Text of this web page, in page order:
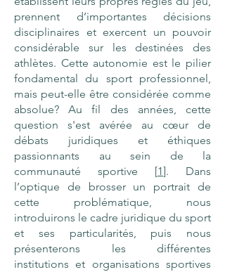
prennent d’importantes décisions
disciplinaires et exercent un pouvoir
considérable sur les destinées des
athlètes. Cette autonomie est le pilier
fondamental du sport professionnel,
mais peut-elle être considérée comme
absolue? Au fil des années, cette
question s'est avérée au cœur de
débats juridiques et éthiques
passionnants au sein de la
communauté sportive [1]. Dans
l’optique de brosser un portrait de
cette problématique, nous
introduirons le cadre juridique du sport
et ses particularités, puis nous
présenterons les différentes
institutions et organisations sportives